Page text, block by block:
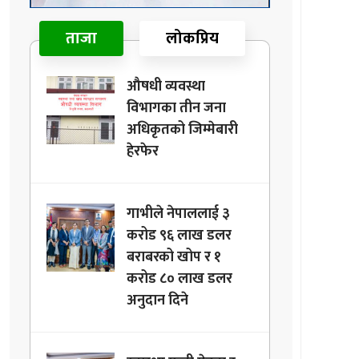
ताजा लोकप्रिय
औषधी व्यवस्था
विभागका तीन जना
अधिकृतको जिम्मेबारी
हेरफेर
गाभीले नेपाललाई ३
करोड ९६ लाख डलर
बराबरको खोप र १
करोड ८० लाख डलर
अनुदान दिने